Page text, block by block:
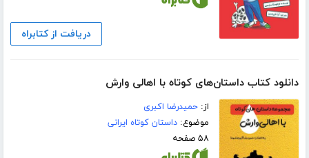
دریافت از کتابراه
دانلود کتاب داستان‌های کوتاه با اهالی وارش
از:حمیدرضا اکبری
موضوع:داستان کوتاه ایرانی
۵۸ صفحه